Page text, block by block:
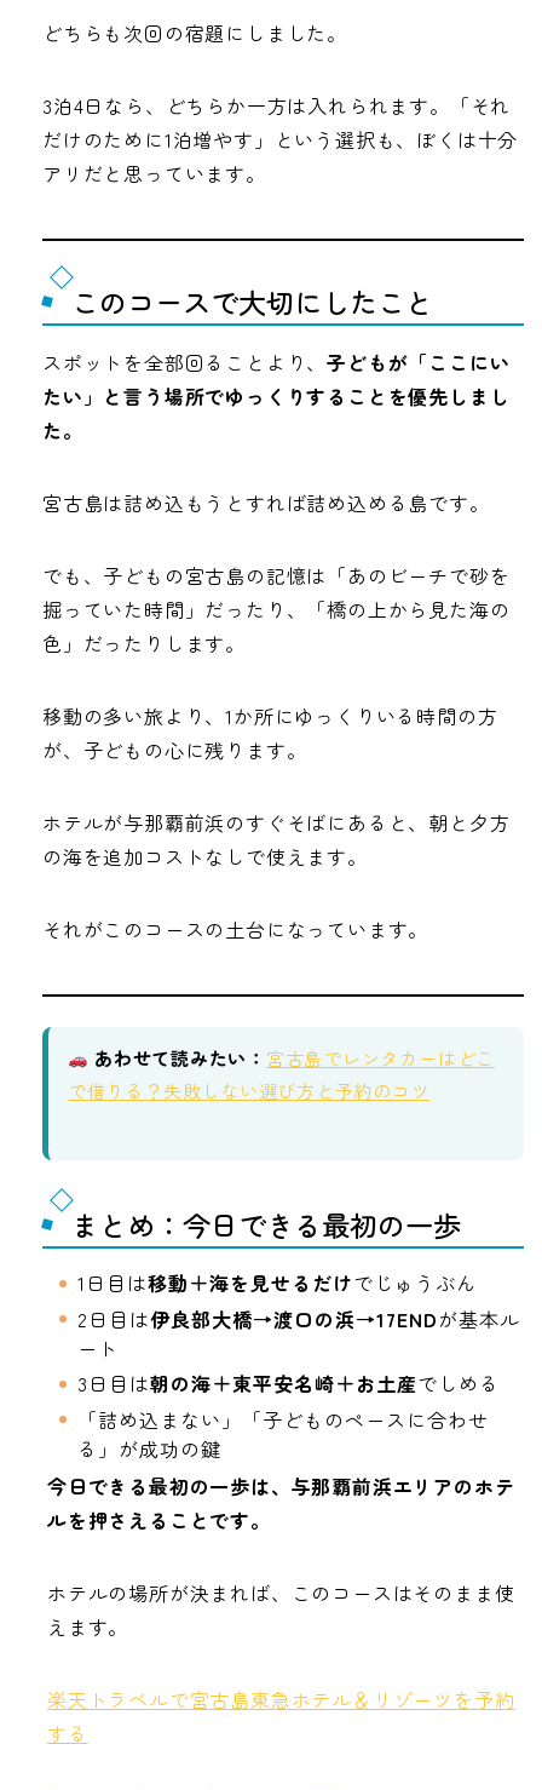
どちらも次回の宿題にしました。
3泊4日なら、どちらか一方は入れられます。「それ
だけのために1泊増やす」という選択も、ぼくは十分
アリだと思っています。
このコースで大切にしたこと
スポットを全部回ることより、子どもが「ここにい
たい」と言う場所でゆっくりすることを優先しまし
た。
宮古島は詰め込もうとすれば詰め込める島です。
でも、子どもの宮古島の記憶は「あのビーチで砂を
掘っていた時間」だったり、「橋の上から見た海の
色」だったりします。
移動の多い旅より、1か所にゆっくりいる時間の方
が、子どもの心に残ります。
ホテルが与那覇前浜のすぐそばにあると、朝と夕方
の海を追加コストなしで使えます。
それがこのコースの土台になっています。
あわせて読みたい： 宮古島でレンタカーはどこ
で借りる？失敗しない選び方と予約のコツ
まとめ：今日できる最初の一歩
1日目は移動＋海を見せるだけでじゅうぶん
2日目は伊良部大橋→渡口の浜→17ENDが基本ル
ート
3日目は朝の海＋東平安名崎＋お土産でしめる
「詰め込まない」「子どものペースに合わせ
る」が成功の鍵
今日できる最初の一歩は、与那覇前浜エリアのホテ
ルを押さえることです。
ホテルの場所が決まれば、このコースはそのまま使
えます。
楽天トラベルで宮古島東急ホテル＆リゾーツを予約
する